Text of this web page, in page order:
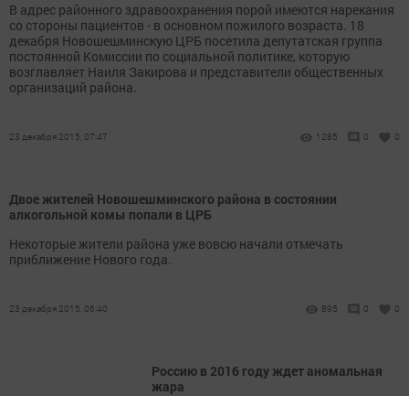
В адрес районного здравоохранения порой имеются нарекания
со стороны пациентов - в основном пожилого возраста. 18
декабря Новошешминскую ЦРБ посетила депутатская группа
постоянной Комиссии по социальной политике, которую
возглавляет Наиля Закирова и представители общественных
организаций района.
23 декабря 2015, 07:47 1285 0 0
Двое жителей Новошешминского района в состоянии
алкогольной комы попали в ЦРБ
Некоторые жители района уже вовсю начали отмечать
приближение Нового года.
23 декабря 2015, 06:40 895 0 0
Россию в 2016 году ждет аномальная
жара